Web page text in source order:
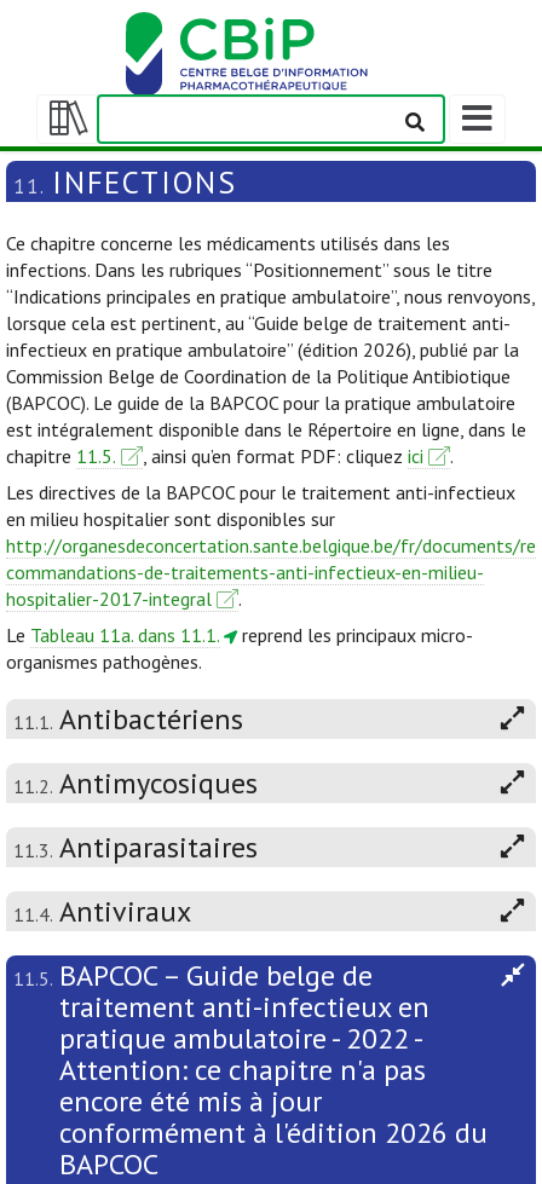
Afficher/masquer
la
table
matières
Afficher/
la
barre
navigation
11. INFECTIONS
Ce chapitre concerne les médicaments utilisés dans les
infections. Dans les rubriques “Positionnement” sous le titre
“Indications principales en pratique ambulatoire”, nous renvoyons,
lorsque cela est pertinent, au “Guide belge de traitement anti-
infectieux en pratique ambulatoire” (édition 2026), publié par la
Commission Belge de Coordination de la Politique Antibiotique
(BAPCOC). Le guide de la BAPCOC pour la pratique ambulatoire
est intégralement disponible dans le Répertoire en ligne, dans le
chapitre 11.5. , ainsi qu’en format PDF: cliquez ici
.
Les directives de la BAPCOC pour le traitement anti-infectieux
en milieu hospitalier sont disponibles sur
http://organesdeconcertation.sante.belgique.be/fr/documents/re
commandations-de-traitements-anti-infectieux-en-milieu-
hospitalier-2017-integral
.
Le Tableau 11a. dans 11.1.
reprend les principaux micro-
organismes pathogènes.
11.1. Antibactériens
11.2. Antimycosiques
11.3. Antiparasitaires
11.4. Antiviraux
11.5. BAPCOC – Guide belge de
traitement anti-infectieux en
pratique ambulatoire - 2022 -
Attention: ce chapitre n'a pas
encore été mis à jour
conformément à l'édition 2026 du
BAPCOC